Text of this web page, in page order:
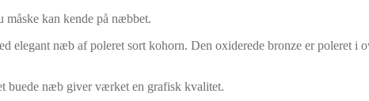
måske kan kende på næbbet.
elegant næb af poleret sort kohorn. Den oxiderede bronze er poleret i
buede næb giver værket en grafisk kvalitet.